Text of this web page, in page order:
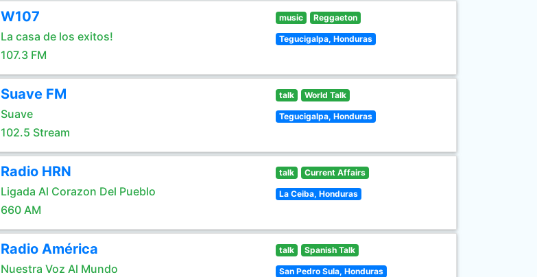
W107
La casa de los exitos!
107.3 FM
music Reggaeton
Tegucigalpa, Honduras
Suave FM
Suave
102.5 Stream
talk World Talk
Tegucigalpa, Honduras
Radio HRN
Ligada Al Corazon Del Pueblo
660 AM
talk Current Affairs
La Ceiba, Honduras
Radio América
Nuestra Voz Al Mundo
talk Spanish Talk
San Pedro Sula, Honduras